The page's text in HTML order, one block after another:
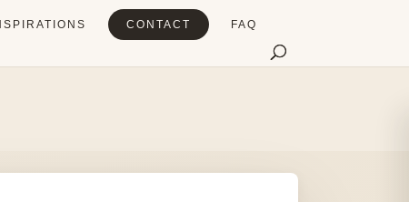
CONTACT FAQ